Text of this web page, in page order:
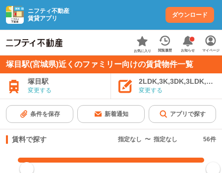
ニフティ不動産
賃貸アプリ
ダウンロード
お気に入り 閲覧履歴 お知らせ マイページ
塚目駅(宮城県)近くのファミリー向けの賃貸物件一覧
塚目駅
変更する 変更する
条件を保存 新着通知 アプリで探す
賃料で探す 指定なし 〜 指定なし 56件